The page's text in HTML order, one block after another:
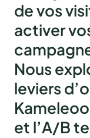
de vos
activer
Nous
leviers
et l’A/B